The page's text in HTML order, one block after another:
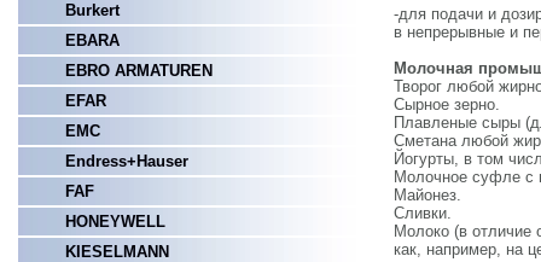
Burkert
EBARA
EBRO ARMATUREN
EFAR
EMC
Endress+Hauser
FAF
HONEYWELL
KIESELMANN
-для подачи и
в непрерывные и
Молочная
Творог любой
Сырное зерно.
Плавленые сыры
Сметана любой
Йогурты, в том
Молочное суфле с
Майонез.
Сливки.
Молоко (в отличие
как, например, на